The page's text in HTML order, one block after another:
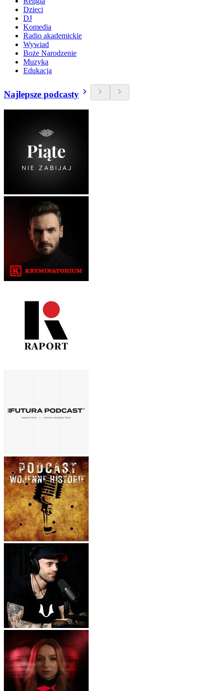
Dzieci
DJ
Komedia
Radio akademickie
Wywiad
Boże Narodzenie
Muzyka
Edukacja
Najlepsze podcasty